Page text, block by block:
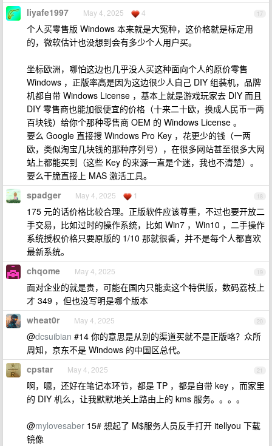
17
liyafe1997 May 4, 2025 4
个人买零售版 Windows 本来就是大冤种，这价格就是标定用
的，微软估计也没想到会有多少个人用户买。
坐标欧洲，哪怕这边也几乎没人买这种面向个人的原价零售
Windows ，正版率高是因为这边很少人自己 DIY 组装机，品牌
机都自带 Windows License ，基本上就是游戏玩家去 DIY 而且
DIY 零售商也能加很便宜的价格（十来二十欧，换成人民币一两
百块钱）给你个那种零售商 OEM 的 Windows License 。
要么 Google 直接搜 Windows Pro Key ，花更少的钱（一两
欧，类似淘宝几块钱的那种序列号），在很多网站甚至很多大网
站上都能买到（这些 Key 的来源一直是个迷，我也不清楚）。
要么干脆直接上 MAS 激活工具。
18
spadger May 4, 2025 1
175 元的话价格比较合理。正版软件应该尊重，不过也要开放二
手交易，比如过时的操作系统，比如 Win7 ，Win10 ，二手操作
系统授权价格只要原版的 1/10 那就很香，并不是每个人都喜欢
最新系统。
19
chqome May 4, 2025
面对企业的就是贵，可能在国内只能卖这个特供版，数码荔枝上
才 349 ，但也没写明是哪个版本
20
wheat0r May 4, 2025
@dcsuibian #14 你的意思是从别的渠道买就不是正版咯？众所
周知，京东不是 Windows 的中国区总代。
21
cpstar May 4, 2025
啊，嗯，还好在笔记本环节，都是 TP ，都是自带 key ，而家里
的 DIY 机么，让我默默地关上路由上的 kms 服务。。。。
@mylovesaber 15# 想起了 M$服务人员反手打开 itellyou 下载
镜像